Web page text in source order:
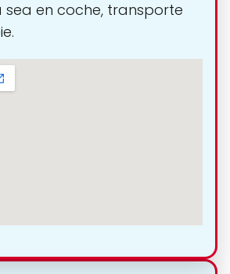
en coche, transporte